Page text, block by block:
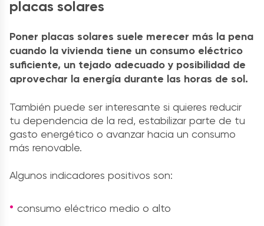
placas solares
Poner placas solares suele merecer más la pena
cuando la vivienda tiene un consumo eléctrico
suficiente, un tejado adecuado y posibilidad de
aprovechar la energía durante las horas de sol.
También puede ser interesante si quieres reducir
tu dependencia de la red, estabilizar parte de tu
gasto energético o avanzar hacia un consumo
más renovable.
Algunos indicadores positivos son:
consumo eléctrico medio o alto